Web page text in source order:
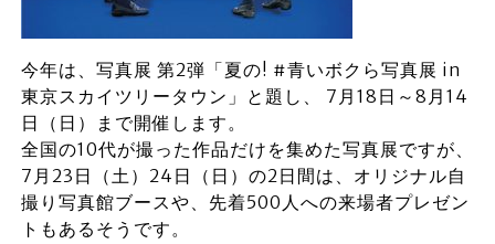
今年は、写真展 第2弾「夏の! #青いボクら写真展 in
東京スカイツリータウン」と題し、 7月18日～8月14
日（日）まで開催します。
全国の10代が撮った作品だけを集めた写真展ですが、
7月23日（土）24日（日）の2日間は、オリジナル自
撮り写真館ブースや、先着500人への来場者プレゼン
トもあるそうです。